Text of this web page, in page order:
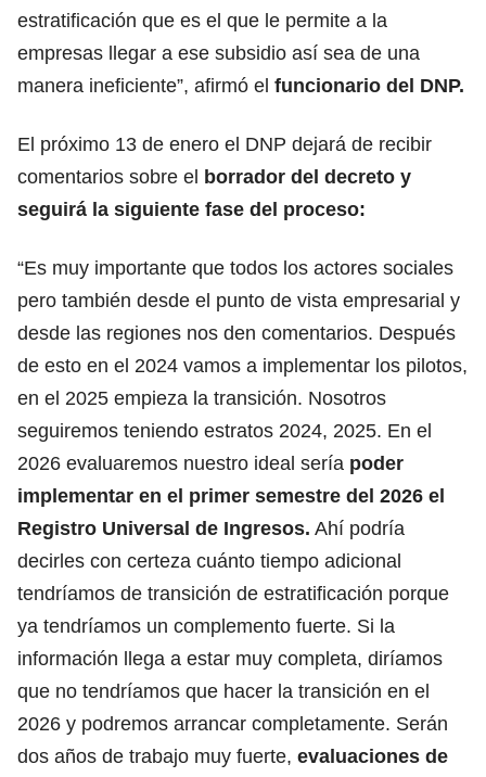
estratificación que es el que le permite a la
empresas llegar a ese subsidio así sea de una
manera ineficiente”, afirmó el funcionario del DNP.
El próximo 13 de enero el DNP dejará de recibir
comentarios sobre el borrador del decreto y
seguirá la siguiente fase del proceso:
“Es muy importante que todos los actores sociales
pero también desde el punto de vista empresarial y
desde las regiones nos den comentarios. Después
de esto en el 2024 vamos a implementar los pilotos,
en el 2025 empieza la transición. Nosotros
seguiremos teniendo estratos 2024, 2025. En el
2026 evaluaremos nuestro ideal sería poder
implementar en el primer semestre del 2026 el
Registro Universal de Ingresos. Ahí podría
decirles con certeza cuánto tiempo adicional
tendríamos de transición de estratificación porque
ya tendríamos un complemento fuerte. Si la
información llega a estar muy completa, diríamos
que no tendríamos que hacer la transición en el
2026 y podremos arrancar completamente. Serán
dos años de trabajo muy fuerte, evaluaciones de